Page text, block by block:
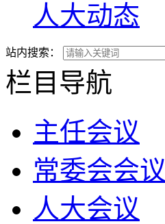
人大动态
站内搜索：
栏目导航
主任会议
常委会会议
人大会议